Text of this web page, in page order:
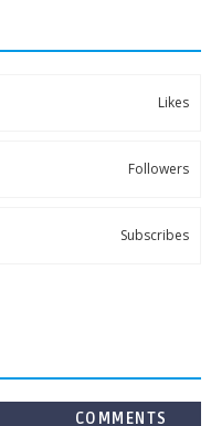
Likes
Followers
Subscribes
COMMENTS